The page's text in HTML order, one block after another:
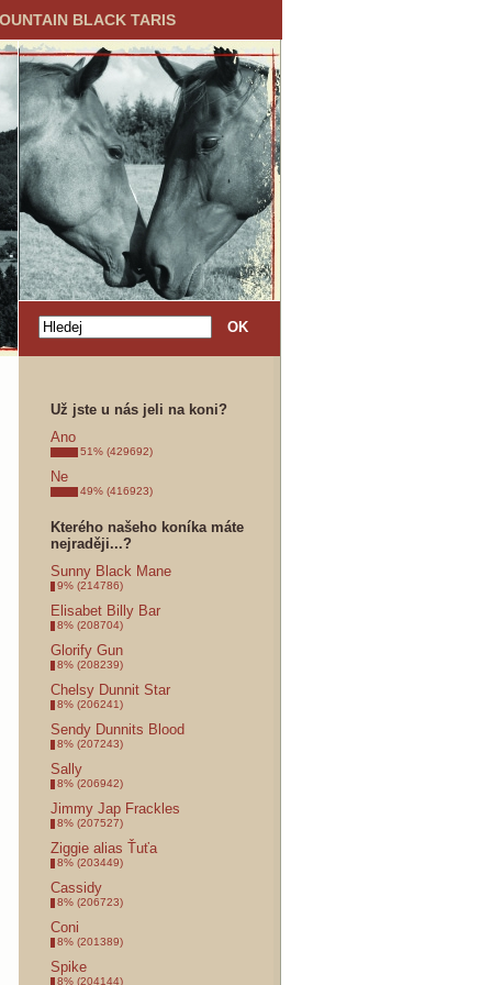
BLACK TARIS
Už jste u nás jeli na koni?
Ano
51% (429692)
Ne
49% (416923)
Kterého našeho koníka máte
nejraději...?
Sunny Black Mane
9% (214786)
Elisabet Billy Bar
8% (208704)
Glorify Gun
8% (208239)
Chelsy Dunnit Star
8% (206241)
Sendy Dunnits Blood
8% (207243)
Sally
8% (206942)
Jimmy Jap Frackles
8% (207527)
Ziggie alias Ťuťa
8% (203449)
Cassidy
8% (206723)
Coni
8% (201389)
Spike
8% (204144)